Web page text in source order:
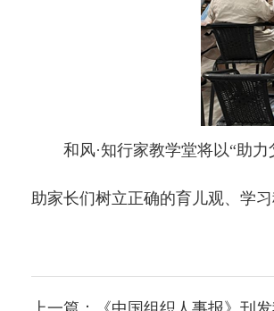
和风·知行家教学堂将以“助力
助家长们树立正确的育儿观、学